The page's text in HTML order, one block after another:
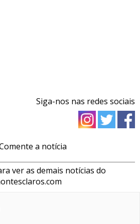
Siga-nos nas redes sociais
a notícia
ver as demais notícias do